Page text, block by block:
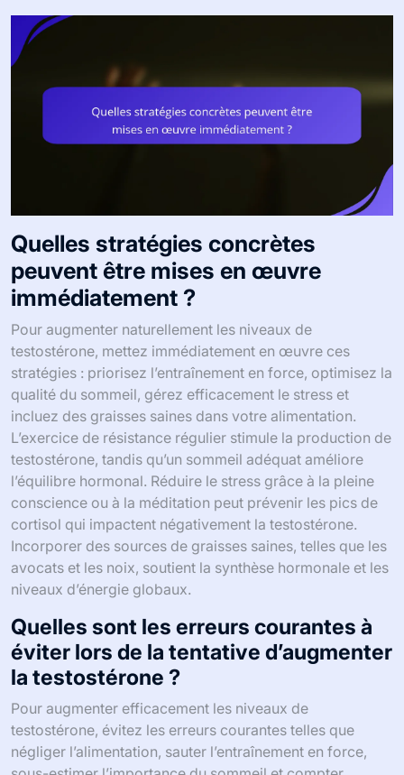
Quelles stratégies concrètes
peuvent être mises en œuvre
immédiatement ?
Pour augmenter naturellement les niveaux de
testostérone, mettez immédiatement en œuvre ces
stratégies : priorisez l’entraînement en force, optimisez la
qualité du sommeil, gérez efficacement le stress et
incluez des graisses saines dans votre alimentation.
L’exercice de résistance régulier stimule la production de
testostérone, tandis qu’un sommeil adéquat améliore
l’équilibre hormonal. Réduire le stress grâce à la pleine
conscience ou à la méditation peut prévenir les pics de
cortisol qui impactent négativement la testostérone.
Incorporer des sources de graisses saines, telles que les
avocats et les noix, soutient la synthèse hormonale et les
niveaux d’énergie globaux.
Quelles sont les erreurs courantes à
éviter lors de la tentative d’augmenter
la testostérone ?
Pour augmenter efficacement les niveaux de
testostérone, évitez les erreurs courantes telles que
négliger l’alimentation, sauter l’entraînement en force,